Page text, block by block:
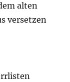
alten
versetzen